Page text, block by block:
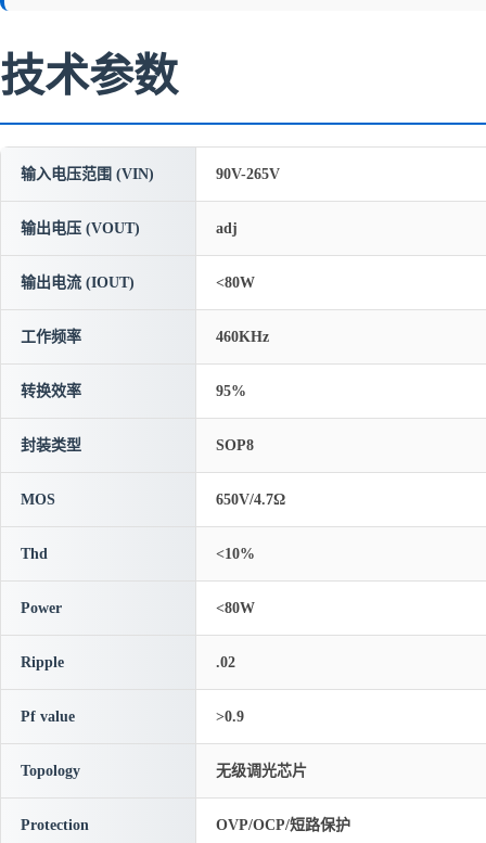
技术参数
输入电压范围 (VIN) 90V-265V
输出电压 (VOUT) adj
输出电流 (IOUT) <80W
工作频率 460KHz
转换效率 95%
封装类型 SOP8
MOS 650V/4.7Ω
Thd <10%
Power <80W
Ripple .02
Pf value >0.9
Topology 无级调光芯片
Protection OVP/OCP/短路保护